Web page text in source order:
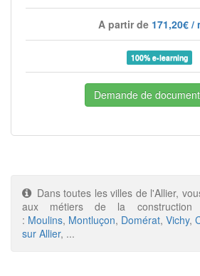
A partir de 171,20€ /
100% e-learning
Demande de
Dans toutes les villes de l'Allier,
aux métiers de la
: Moulins, Montluçon, Domérat, Vichy,
sur Allier, ...